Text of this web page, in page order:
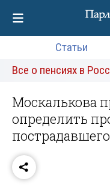
Статьи
Все о пенсиях в
Москалькова
определить